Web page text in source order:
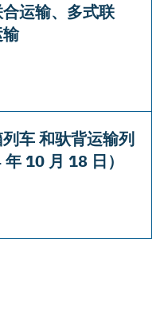
运输、多式联
车 和驮背运输列
10 月 18 日）